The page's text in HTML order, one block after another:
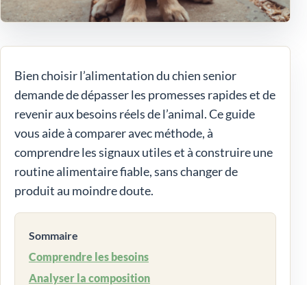
Bien choisir l’alimentation du chien senior
demande de dépasser les promesses rapides et de
revenir aux besoins réels de l’animal. Ce guide
vous aide à comparer avec méthode, à
comprendre les signaux utiles et à construire une
routine alimentaire fiable, sans changer de
produit au moindre doute.
Sommaire
Comprendre les besoins
Analyser la composition